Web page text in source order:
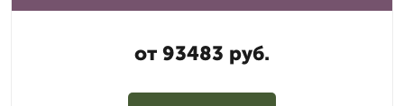
от 93483 руб.